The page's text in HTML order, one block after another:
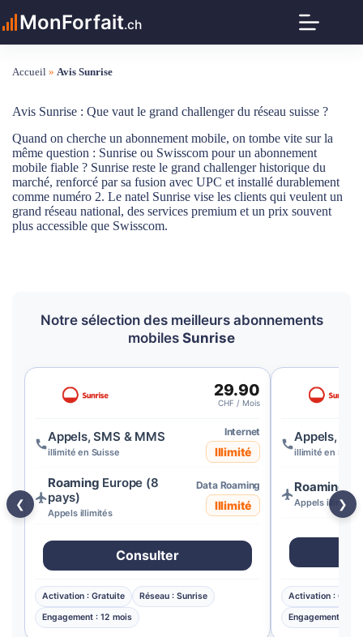
au
contenu
MonForfait.ch
Accueil » Avis Sunrise
Avis Sunrise : Que vaut le grand challenger du réseau suisse ?
Quand on cherche un abonnement mobile, on tombe vite sur la
même question : Sunrise ou Swisscom pour un abonnement
mobile fiable ? Sunrise reste le grand challenger historique du
marché, renforcé par sa fusion avec UPC et installé durablement
comme numéro 2. Le natel Sunrise vise les clients qui veulent un
grand réseau national, des services premium et un prix souvent
plus accessible que Swisscom.
Notre sélection des meilleurs abonnements
mobiles Sunrise
❮
29.90
CHF / Mois
Appels, SMS & MMS
illimité en Suisse
Internet
Illimité
Roaming Europe (8
pays)
Appels illimités
Data Roaming
Illimité
Consulter
Activation : Gratuite
Réseau : Sunrise
Engagement : 12 mois
Appels,
illimité en
Roaming
Appels illimités
Activation :
Engagement : 24
❯